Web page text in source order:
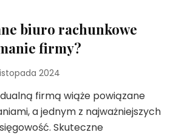
biuro rachunkowe
firmy?
2024
firmą wiąże powiązane
a jednym z najważniejszych
Skuteczne